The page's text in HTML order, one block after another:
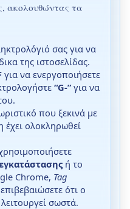
ακολουθώντας τα
σας για να
της ιστοσελίδας.
για να ενεργοποιήσετε
“G-”για να
που ξεκινά με
έχει ολοκληρωθεί
ή το
Chrome, Tag
ότι ο
σωστά.